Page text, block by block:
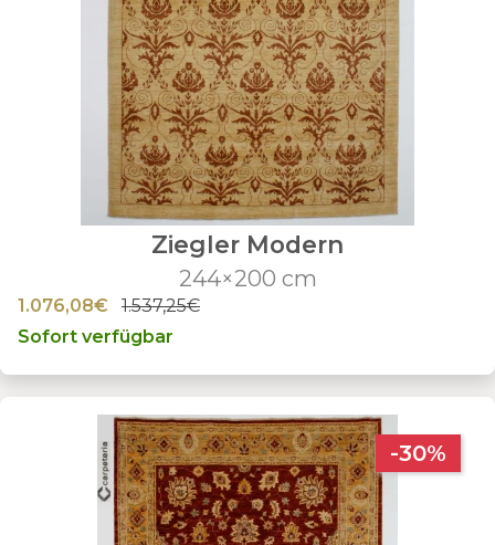
Ziegler Modern
244×200 cm
1.076,08€
1.537,25€
Sofort verfügbar
-30%